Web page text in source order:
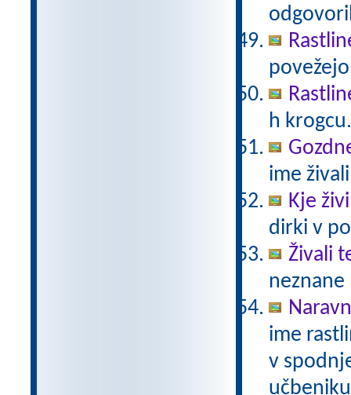
h krogcu.
ime
Kje
dirki v
Živali
neznane
ime
v